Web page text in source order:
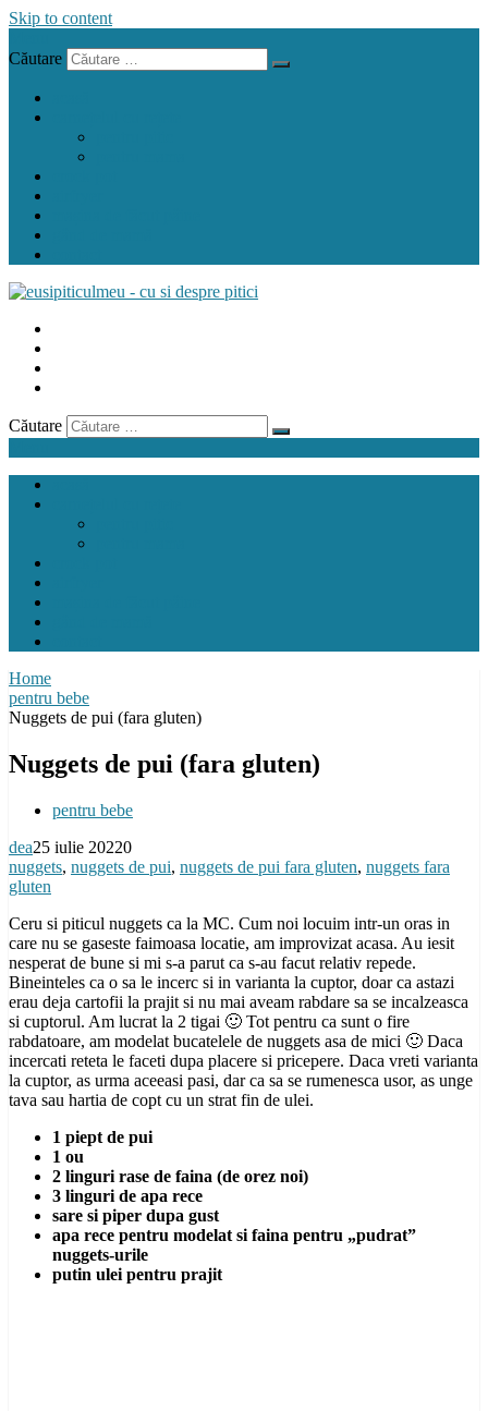
Skip to content
Căutare
Căutare
Home
pentru bebe
Nuggets de pui (fara gluten)
Nuggets de pui (fara gluten)
pentru bebe
dea25 iulie 20220
nuggets, nuggets de pui, nuggets de pui fara gluten, nuggets fara
gluten
Ceru si piticul nuggets ca la MC. Cum noi locuim intr-un oras in
care nu se gaseste faimoasa locatie, am improvizat acasa. Au iesit
nesperat de bune si mi s-a parut ca s-au facut relativ repede.
Bineinteles ca o sa le incerc si in varianta la cuptor, doar ca astazi
erau deja cartofii la prajit si nu mai aveam rabdare sa se incalzeasca
si cuptorul. Am lucrat la 2 tigai 🙂 Tot pentru ca sunt o fire
rabdatoare, am modelat bucatelele de nuggets asa de mici 🙂 Daca
incercati reteta le faceti dupa placere si pricepere. Daca vreti varianta
la cuptor, as urma aceeasi pasi, dar ca sa se rumenesca usor, as unge
tava sau hartia de copt cu un strat fin de ulei.
1 piept de pui
1 ou
2 linguri rase de faina (de orez noi)
3 linguri de apa rece
sare si piper dupa gust
apa rece pentru modelat si faina pentru „pudrat”
nuggets-urile
putin ulei pentru prajit